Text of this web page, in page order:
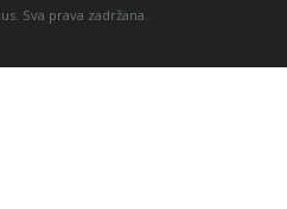
Sva prava zadržana.